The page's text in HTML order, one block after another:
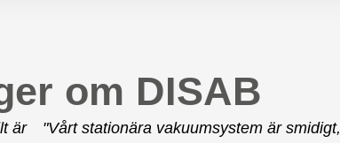
om DISAB
är
"Vårt stationära vakuumsystem är smidigt,